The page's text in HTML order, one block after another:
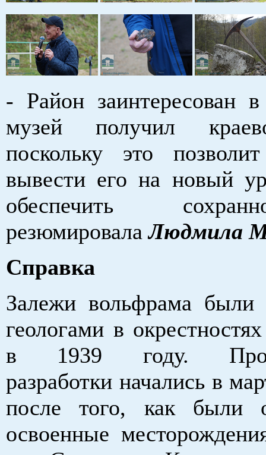
- Район заинтересован
музей получил
поскольку это
вывести его на новый
обеспечить
резюмировалаЛюдмила
Справка
Залежи вольфрама были
геологами в
в 1939 году.
разработки начались в
после того, как были
освоенные